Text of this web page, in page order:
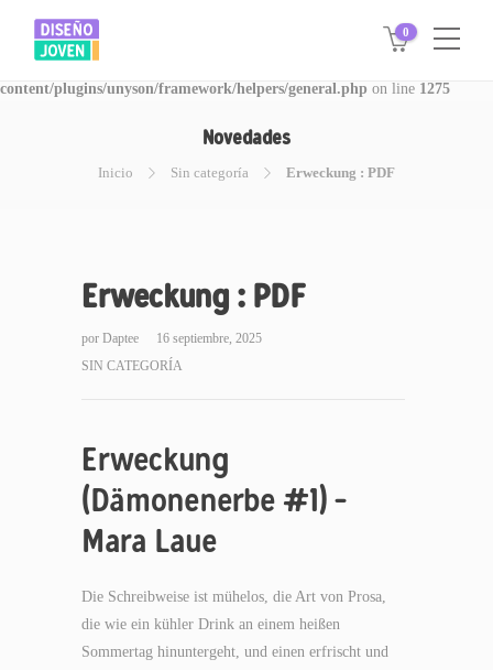
Warning: Invalid argument supplied for foreach() in
/www/disegnojoven.com.ar/htdocs/wp-
content/plugins/unyson/framework/helpers/general.php on line 1275
0
Novedades
Inicio Sin categoría Erweckung : PDF
Erweckung : PDF
por Daptee
16 septiembre, 2025
SIN CATEGORÍA
Erweckung
(Dämonenerbe #1) –
Mara Laue
Die Schreibweise ist mühelos, die Art von Prosa,
die wie ein kühler Drink an einem heißen
Sommertag hinuntergeht, und einen erfrischt und